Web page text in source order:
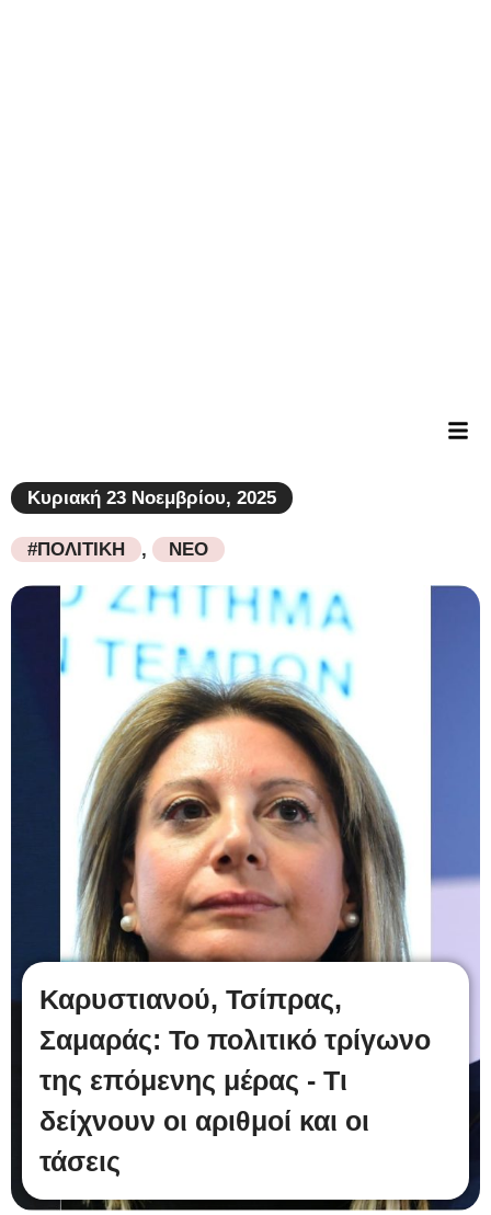
Κυριακή 23 Νοεμβρίου, 2025
#ΠΟΛΙΤΙΚΗ , ΝΕΟ
Καρυστιανού, Τσίπρας,
Σαμαράς: Το πολιτικό τρίγωνο
της επόμενης μέρας - Τι
δείχνουν οι αριθμοί και οι
τάσεις